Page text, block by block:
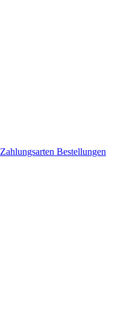
Zahlungsarten Bestellungen